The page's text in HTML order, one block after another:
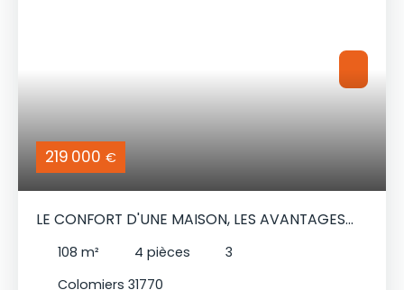
219 000 €
LE CONFORT D'UNE MAISON, LES AVANTAGES
108 m² 4 pièces
3
Colomiers 31770